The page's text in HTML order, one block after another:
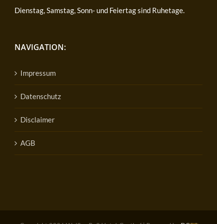
Dienstag, Samstag, Sonn- und Feiertag sind Ruhetage.
NAVIGATION:
Impressum
Datenschutz
Disclaimer
AGB